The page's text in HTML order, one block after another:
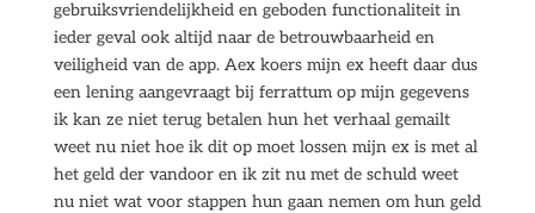
gebruiksvriendelijkheid en geboden functionaliteit in
ieder geval ook altijd naar de betrouwbaarheid en
veiligheid van de app. Aex koers mijn ex heeft daar dus
een lening aangevraagt bij ferrattum op mijn gegevens
ik kan ze niet terug betalen hun het verhaal gemailt
weet nu niet hoe ik dit op moet lossen mijn ex is met al
het geld der vandoor en ik zit nu met de schuld weet
nu niet wat voor stappen hun gaan nemen om hun geld